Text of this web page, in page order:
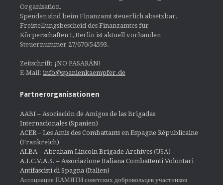
Organisation.
Spenden sind beim Finanzamt steuerlich absetzbar.
Freistellungsbescheid des Finanzamtes für
Körperschaften I, Berlin ist aktuell vorhanden
Steuernummer 27/670/54593.
Zeitschrift: ¡NO PASARÁN!
E-Mail: info@spanienkaempfer.de
Partnerorganisationen
AABI – Asociación de Amigos de las Brigadas
Internacionales (Spanien)
ACER – Les Amis des Combattants en Espagne Républicaine
(Frankreich)
ALBA – Abraham Lincoln Brigade Archives (USA)
A.I.C.V.A.S. – Associazione Italiana Combattenti Volontari
Antifascisti di Spagna (Italien)
Ассоциация ПАМЯТИ советских добровольцев участников